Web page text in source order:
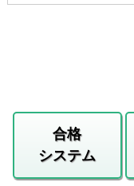
合格
システム